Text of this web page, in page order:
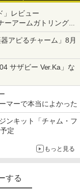
」レビュー
ーアームガトリングの
ット化！
アピるチャーム」8月
サザビー Ver.Ka」な
マーで本当によかった
ンキット「チャム・フ
定
もっと見る
する